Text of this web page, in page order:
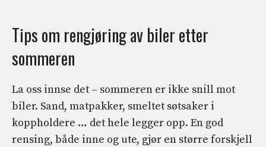
Tips om rengjøring av biler etter
sommeren
La oss innse det – sommeren er ikke snill mot
biler. Sand, matpakker, smeltet søtsaker i
koppholdere … det hele legger opp. En god
rensing, både inne og ute, gjør en større forskjell